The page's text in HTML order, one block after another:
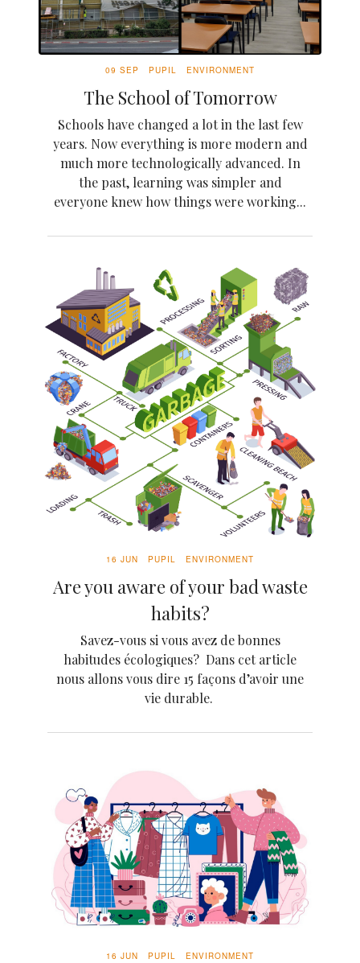
09 SEP PUPIL ENVIRONMENT
The School of Tomorrow
Schools have changed a lot in the last few
years. Now everything is more modern and
much more technologically advanced. In
the past, learning was simpler and
everyone knew how things were working...
16 JUN PUPIL ENVIRONMENT
Are you aware of your bad waste
habits?
Savez-vous si vous avez de bonnes
habitudes écologiques? Dans cet article
nous allons vous dire 15 façons d’avoir une
vie durable.
16 JUN PUPIL ENVIRONMENT